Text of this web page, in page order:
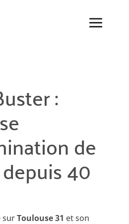
:
de
40
surToulouse 31 et son